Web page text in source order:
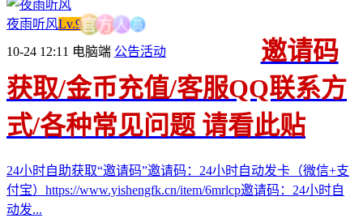
夜雨听风Lv.9官 方人员
10-24 12:11 电脑端 公告活动
邀请码
获取/金币充值/客服QQ联系方
式/各种常见问题 请看此贴
24小时自助获取“邀请码”邀请码：24小时自动发卡（微信+支
付宝）https://www.yishengfk.cn/item/6mrlcp邀请码：24小时自
动发...